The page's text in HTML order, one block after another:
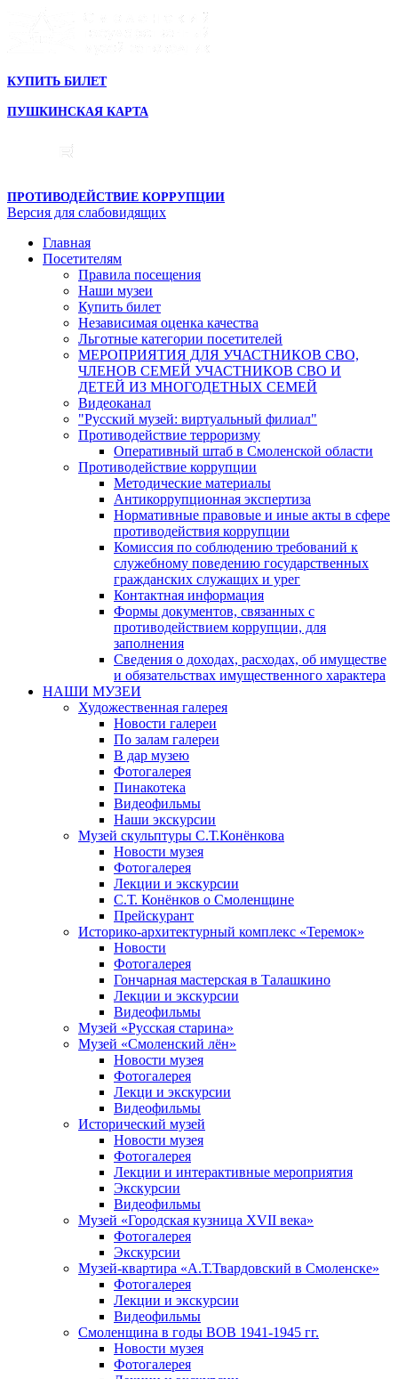
КУПИТЬ БИЛЕТ
ПУШКИНСКАЯ КАРТА
ПРОТИВОДЕЙСТВИЕ КОРРУПЦИИ
Версия для слабовидящих
Главная
Посетителям
Правила посещения
Наши музеи
Купить билет
Независимая оценка качества
Льготные категории посетителей
МЕРОПРИЯТИЯ ДЛЯ УЧАСТНИКОВ СВО,
ЧЛЕНОВ СЕМЕЙ УЧАСТНИКОВ СВО И
ДЕТЕЙ ИЗ МНОГОДЕТНЫХ СЕМЕЙ
Видеоканал
"Русский музей: виртуальный филиал"
Противодействие терроризму
Оперативный штаб в Смоленской области
Противодействие коррупции
Методические материалы
Антикоррупционная экспертиза
Нормативные правовые и иные акты в сфере
противодействия коррупции
Комиссия по соблюдению требований к
служебному поведению государственных
гражданских служащих и урег
Контактная информация
Формы документов, связанных с
противодействием коррупции, для
заполнения
Сведения о доходах, расходах, об имуществе
и обязательствах имущественного характера
НАШИ МУЗЕИ
Художественная галерея
Новости галереи
По залам галереи
В дар музею
Фотогалерея
Пинакотека
Видеофильмы
Наши экскурсии
Музей скульптуры С.Т.Конёнкова
Новости музея
Фотогалерея
Лекции и экскурсии
С.Т. Конёнков о Смоленщине
Прейскурант
Историко-архитектурный комплекс «Теремок»
Новости
Фотогалерея
Гончарная мастерская в Талашкино
Лекции и экскурсии
Видеофильмы
Музей «Русская старина»
Музей «Смоленский лён»
Новости музея
Фотогалерея
Лекци и экскурсии
Видеофильмы
Исторический музей
Новости музея
Фотогалерея
Лекции и интерактивные мероприятия
Экскурсии
Видеофильмы
Музей «Городская кузница XVII века»
Фотогалерея
Экскурсии
Музей-квартира «А.Т.Твардовский в Смоленске»
Фотогалерея
Лекции и экскурсии
Видеофильмы
Смоленщина в годы ВОВ 1941-1945 гг.
Новости музея
Фотогалерея